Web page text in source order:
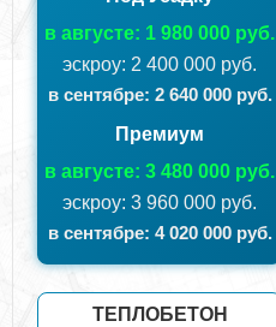
в августе: 1 980 000 руб.
эскроу: 2 400 000 руб.
в сентябрe: 2 640 000 руб.
Премиум
в августе: 3 480 000 руб.
эскроу: 3 960 000 руб.
в сентябрe: 4 020 000 руб.
ТЕПЛОБЕТОН